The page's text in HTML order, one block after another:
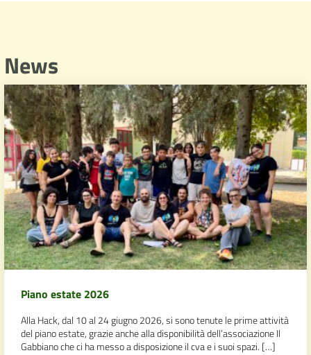
News
Piano estate 2026
Alla Hack, dal 10 al 24 giugno 2026, si sono tenute le prime attività
del piano estate, grazie anche alla disponibilità dell’associazione Il
Gabbiano che ci ha messo a disposizione il cva e i suoi spazi. […]